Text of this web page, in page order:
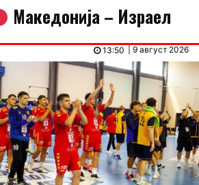
Македонија – Израел
| 9 август 2026
13:50